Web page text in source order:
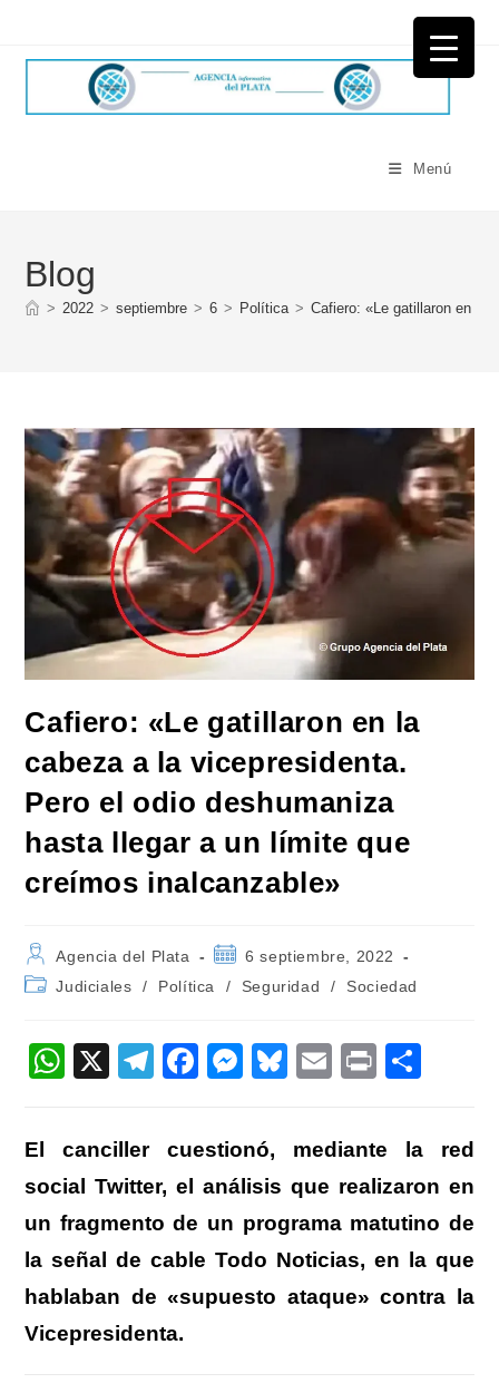
Menú
Blog
> 2022 > septiembre > 6 > Política > Cafiero: «Le gatillaron en la
Cafiero: «Le gatillaron en la
cabeza a la vicepresidenta.
Pero el odio deshumaniza
hasta llegar a un límite que
creímos inalcanzable»
Autor
de
la
Agencia del Plata
Publicación
la
6 septiembre, 2022
Categoría
entrada:
Judiciales / Política / Seguridad / Sociedad
W
s
A
p
p
X
T
gr
a
m
F
e
b
o
o
k
M
ss
e
n
g
er
Bl
sk
y
E
ail
Pr
p
ar
tir
El canciller cuestionó, mediante la red
social Twitter, el análisis que realizaron en
un fragmento de un programa matutino de
la señal de cable Todo Noticias, en la que
hablaban de «supuesto ataque» contra la
Vicepresidenta.